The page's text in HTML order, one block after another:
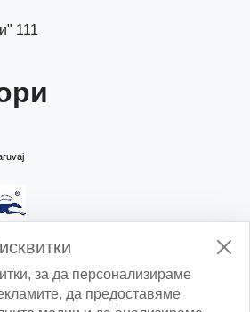
111
за да персонализираме
да предоставяме